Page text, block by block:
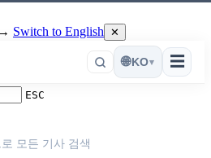
Switch to English ✕
☰
🌐KO▾
ESC
모든 기사 검색